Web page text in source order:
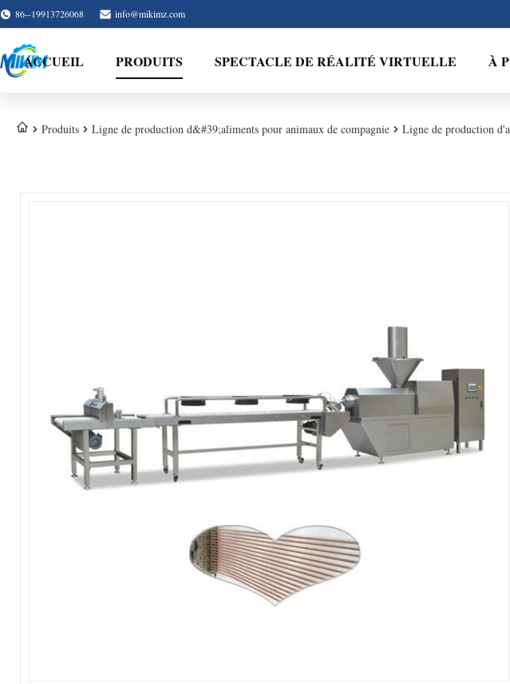
86--19913726068 info@mikimz.com
ACCUEIL PRODUITS SPECTACLE DE RÉALITÉ VIRTUELLE À
Produits Ligne de production d&#39;aliments pour animaux de compagnie Ligne de production